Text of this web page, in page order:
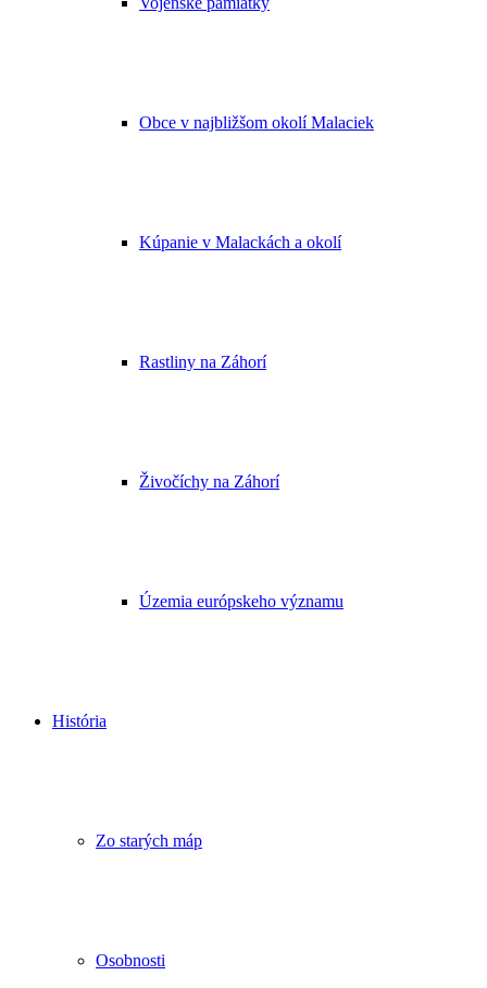
Obce v najbližšom okolí Malaciek
Kúpanie v Malackách a okolí
Rastliny na Záhorí
Živočíchy na Záhorí
Územia európskeho významu
História
Zo starých máp
Osobnosti